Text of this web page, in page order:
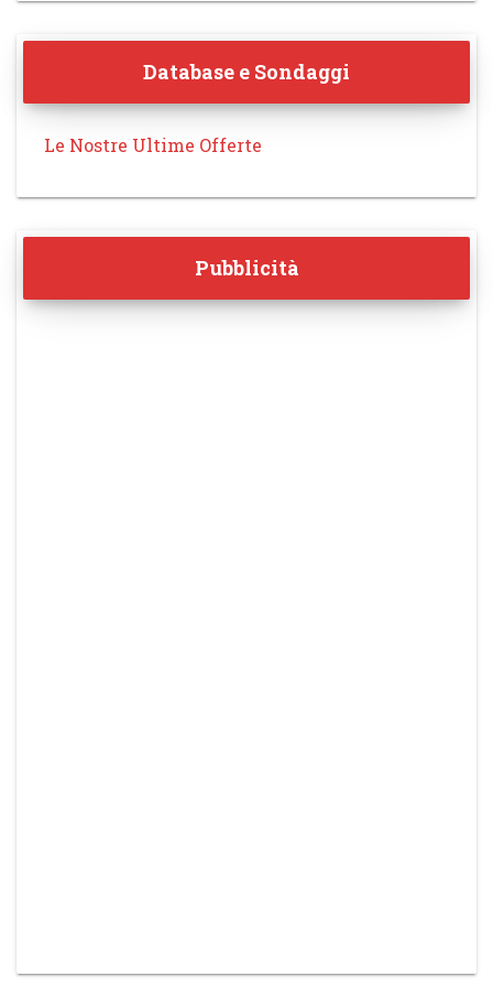
Database e Sondaggi
Le Nostre Ultime Offerte
Pubblicità